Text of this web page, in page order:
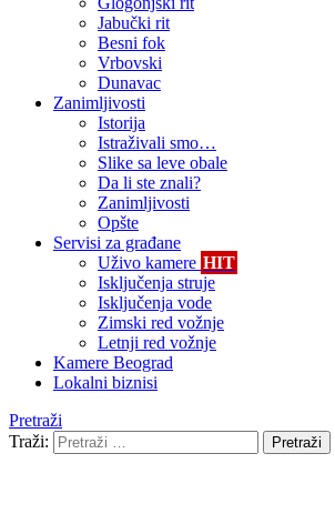
Jabučki rit
Besni fok
Vrbovski
Dunavac
Zanimljivosti
Istorija
Istraživali smo…
Slike sa leve obale
Da li ste znali?
Zanimljivosti
Opšte
Servisi za građane
Uživo kamere HIT
Isključenja struje
Isključenja vode
Zimski red vožnje
Letnji red vožnje
Kamere Beograd
Lokalni biznisi
Pretraži
Traži:
Pretraži